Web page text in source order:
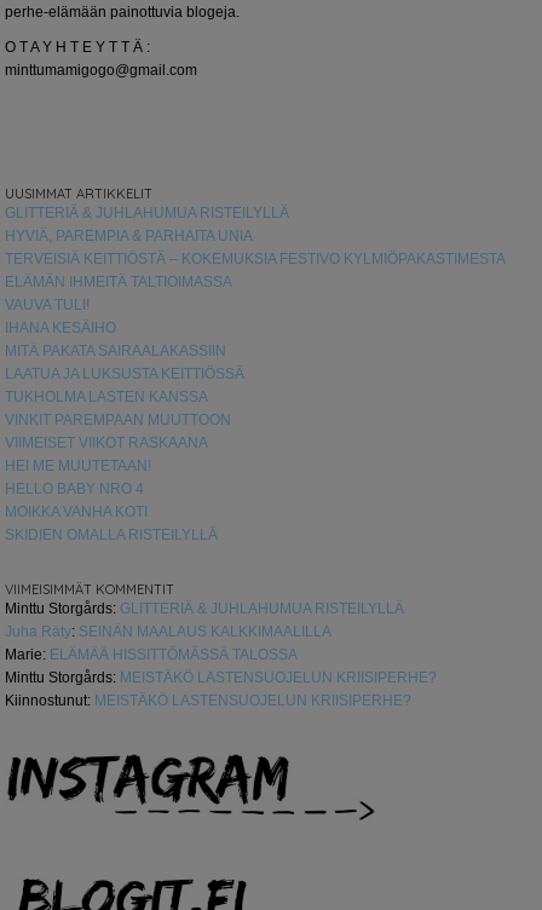
perhe-elämään painottuvia blogeja.
O T A Y H T E Y T T Ä :
minttumamigogo@gmail.com
UUSIMMAT ARTIKKELIT
GLITTERIÄ & JUHLAHUMUA RISTEILYLLÄ
HYVIÄ, PAREMPIA & PARHAITA UNIA
TERVEISIÄ KEITTIÖSTÄ – KOKEMUKSIA FESTIVO KYLMIÖPAKASTIMESTA
ELÄMÄN IHMEITÄ TALTIOIMASSA
VAUVA TULI!
IHANA KESÄIHO
MITÄ PAKATA SAIRAALAKASSIIN
LAATUA JA LUKSUSTA KEITTIÖSSÄ
TUKHOLMA LASTEN KANSSA
VINKIT PAREMPAAN MUUTTOON
VIIMEISET VIIKOT RASKAANA
HEI ME MUUTETAAN!
HELLO BABY NRO 4
MOIKKA VANHA KOTI
SKIDIEN OMALLA RISTEILYLLÄ
VIIMEISIMMÄT KOMMENTIT
Minttu Storgårds: GLITTERIÄ & JUHLAHUMUA RISTEILYLLÄ
Juha Räty: SEINÄN MAALAUS KALKKIMAALILLA
Marie: ELÄMÄÄ HISSITTÖMÄSSÄ TALOSSA
Minttu Storgårds: MEISTÄKÖ LASTENSUOJELUN KRIISIPERHE?
Kiinnostunut: MEISTÄKÖ LASTENSUOJELUN KRIISIPERHE?